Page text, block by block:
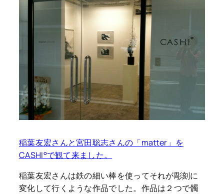
稲葉友宏さんと宮田聡志さんの「matter」を
CASHI°で観て来ました。
稲葉友宏さんは鉄の細い棒を使ってそれが彫刻に
変化して行くような作品でした。作品は２つで髑